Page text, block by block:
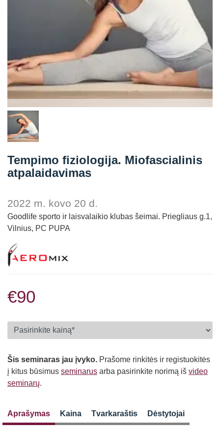
Kontaktai
Tempimo fiziologija. Miofascialinis
atpalaidavimas
2022 m. kovo 20 d.
Goodlife sporto ir laisvalaikio klubas šeimai. Priegliaus g.1,
Vilnius, PC PUPA
€90
Šis seminaras jau įvyko. Prašome rinkitės ir registuokitės
į kitus būsimus seminarus arba pasirinkite norimą iš video
seminarų.
Aprašymas Kaina Tvarkaraštis Dėstytojai